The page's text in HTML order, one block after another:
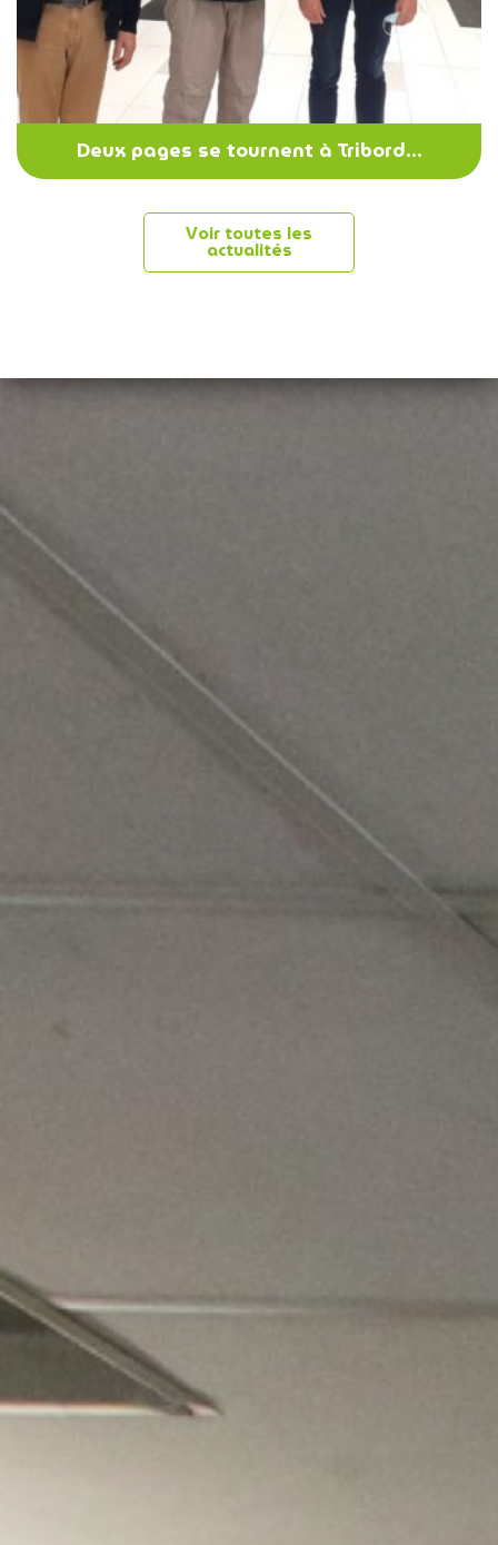
Deux pages se tournent à Tribord…
Voir toutes les
actualités